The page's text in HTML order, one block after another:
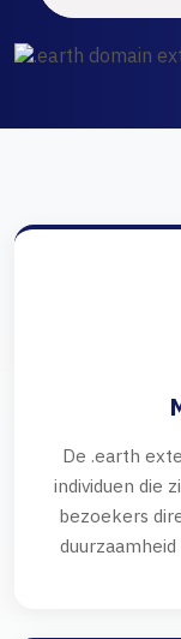
De .earth
individuen die
bezoekers